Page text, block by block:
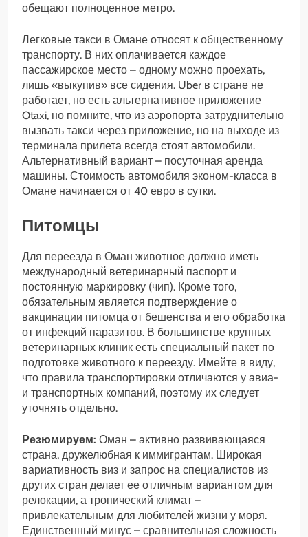
обещают полноценное метро.
Легковые такси в Омане относят к общественному
транспорту. В них оплачивается каждое
пассажирское место – одному можно проехать,
лишь «выкупив» все сидения. Uber в стране не
работает, но есть альтернативное приложение
Otaxi, но помните, что из аэропорта затруднительно
вызвать такси через приложение, но на выходе из
терминала прилета всегда стоят автомобили.
Альтернативный вариант – посуточная аренда
машины. Стоимость автомобиля эконом-класса в
Омане начинается от 40 евро в сутки.
Питомцы
Для переезда в Оман животное должно иметь
международный ветеринарный паспорт и
постоянную маркировку (чип). Кроме того,
обязательным является подтверждение о
вакцинации питомца от бешенства и его обработка
от инфекций паразитов. В большинстве крупных
ветеринарных клиник есть специальный пакет по
подготовке животного к переезду. Имейте в виду,
что правила транспортировки отличаются у авиа-
и транспортных компаний, поэтому их следует
уточнять отдельно.
Резюмируем: Оман – активно развивающаяся
страна, дружелюбная к иммигрантам. Широкая
вариативность виз и запрос на специалистов из
других стран делает ее отличным вариантом для
релокации, а тропический климат –
привлекательным для любителей жизни у моря.
Единственный минус – сравнительная сложность